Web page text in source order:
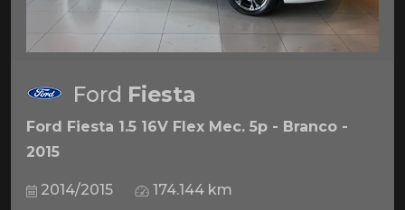
Ford Fiesta
Ford Fiesta 1.5 16V Flex Mec. 5p - Branco -
2015
2014/2015 174.144 km